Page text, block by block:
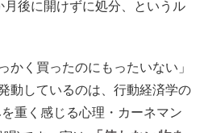
月後に開けずに処分、というル
かく買ったのにもったいない」
動しているのは、行動経済学の
重く感じる心理・カーネマン